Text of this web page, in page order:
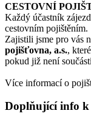
CESTOVNÍ
Každý účastník
cestovním pojištěním.
Zajistili jsme pro vás
pojišťovna, a.s.,
pokud již není
Více informací o
Doplňující info k